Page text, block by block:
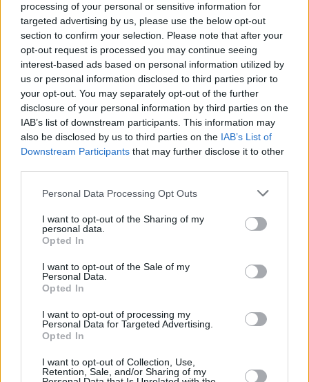
processing of your personal or sensitive information for
targeted advertising by us, please use the below opt-out
section to confirm your selection. Please note that after your
opt-out request is processed you may continue seeing
interest-based ads based on personal information utilized by
us or personal information disclosed to third parties prior to
your opt-out. You may separately opt-out of the further
disclosure of your personal information by third parties on the
IAB’s list of downstream participants. This information may
also be disclosed by us to third parties on the IAB’s List of
Downstream Participants that may further disclose it to other
Please note that this website/app uses one or more Google
not limited to your visit or usage behaviour. You may click to
grant or deny consent to Google and its third-party tags to
use your data for below specified purposes in below Google
consent section.
Personal Data Processing Opt Outs
I want to opt-out of the Sharing of my
personal data.
Opted In
I want to opt-out of the Sale of my
Personal Data.
Opted In
I want to opt-out of processing my
Personal Data for Targeted Advertising.
Opted In
I want to opt-out of Collection, Use,
Retention, Sale, and/or Sharing of my
Εγκλωβισμένη στο Ντουμπάι η σύντροφος του Φειδία
Παναγιώτου: Είμαστε πραγματικά απελπισμένοι, δήλωσε
Δεν ξέρουμε πραγματικά τι να κάνουμε, τόνισε η
Στυλιάνα Αβερκίου
03.03.2026, 21:31 91